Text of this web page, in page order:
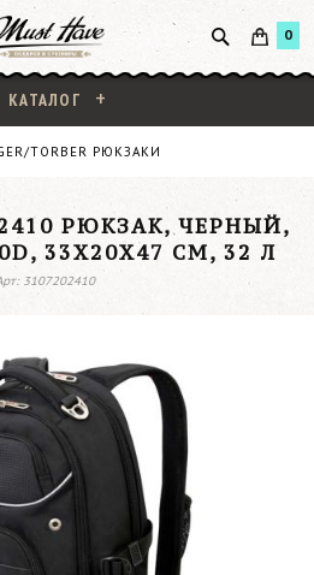
0
КАТАЛОГ
TORBER РЮКЗАКИ
РЮКЗАК, ЧЕРНЫЙ,
33X20X47 СМ, 32 Л
3107202410